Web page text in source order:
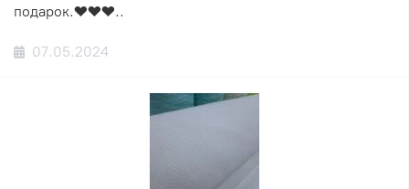
подарок.❤️❤️❤️..
07.05.2024